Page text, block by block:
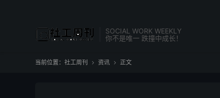
SOCIAL WORK WEEKLY
你不是唯一 跌撞中成长！
当前位置： 社工周刊  资讯  正文